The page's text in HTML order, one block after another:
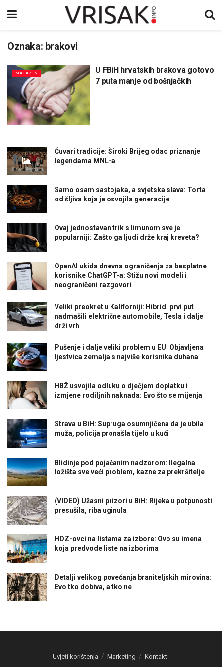
Oznaka: brakovi
MAGAZIN
U FBiH hrvatskih brakova gotovo
7 puta manje od bošnjačkih
Čuvari tradicije: Široki Brijeg odao priznanje
legendama MNL-a
Samo osam sastojaka, a svjetska slava: Torta
od šljiva koja je osvojila generacije
Ovaj jednostavan trik s limunom sve je
popularniji: Zašto ga ljudi drže kraj kreveta?
OpenAI ukida dnevna ograničenja za besplatne
korisnike ChatGPT-a: Stižu novi modeli i
neograničeni razgovori
Veliki preokret u Kaliforniji: Hibridi prvi put
nadmašili električne automobile, Tesla i dalje
drži vrh
Pušenje i dalje veliki problem u EU: Objavljena
ljestvica zemalja s najviše korisnika duhana
HBŽ usvojila odluku o dječjem doplatku i
izmjene rodiljnih naknada: Evo što se mijenja
Strava u BiH: Supruga osumnjičena da je ubila
muža, policija pronašla tijelo u kući
Blidinje pod pojačanim nadzorom: Ilegalna
ložišta sve veći problem, kazne za prekršitelje
(VIDEO) Užasni prizori u BiH: Rijeka u potpunosti
presušila, riba uginula
HDZ-ovci na listama za izbore: Ovo su imena
koja predvode liste na izborima
Detalji velikog povećanja braniteljskih mirovina:
Evo tko dobiva, a tko ne
Uvjeti korištenja Marketing Kontakt